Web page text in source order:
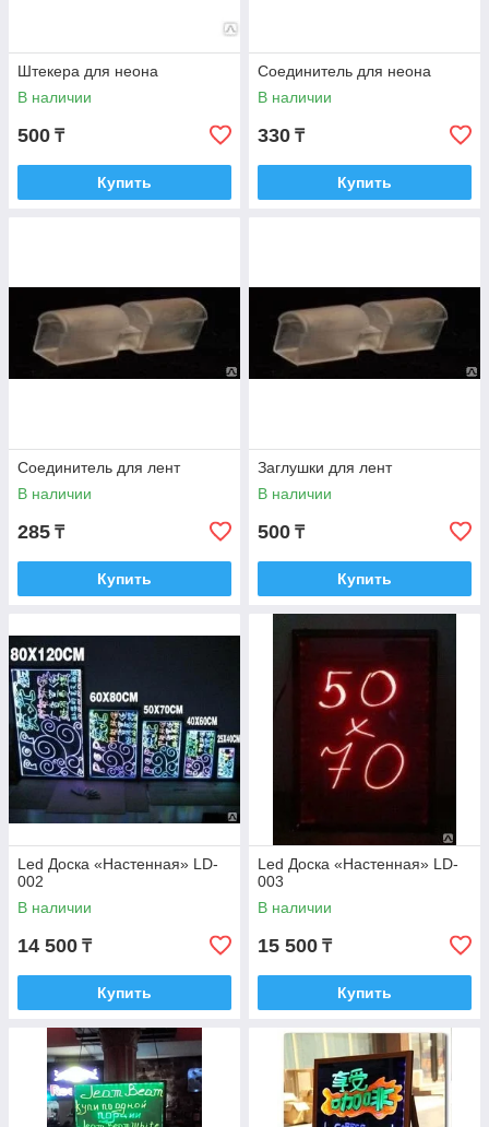
Штекера для неона
В наличии
500 ₸
Купить
Соединитель для неона
В наличии
330 ₸
Купить
Соединитель для лент
В наличии
285 ₸
Купить
Заглушки для лент
В наличии
500 ₸
Купить
Led Доска «Настенная» LD-
002
В наличии
14 500 ₸
Купить
Led Доска «Настенная» LD-
003
В наличии
15 500 ₸
Купить